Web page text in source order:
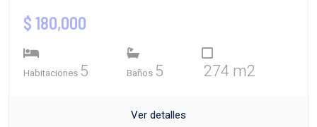
$ 180,000
Habitaciones 5 Baños 5 274 m2
Ver detalles